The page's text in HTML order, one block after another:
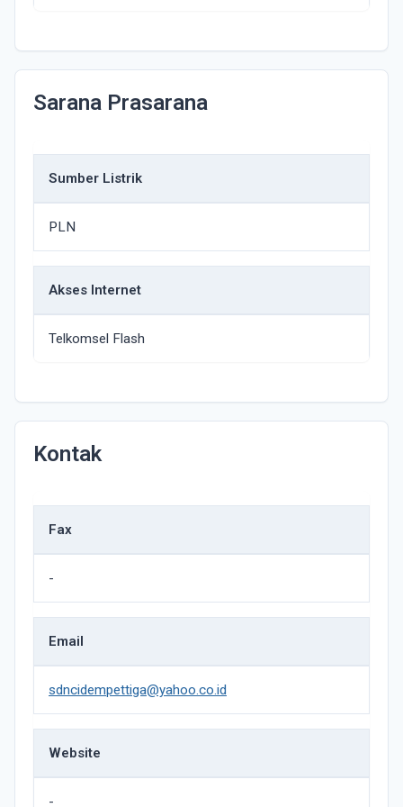
Sarana Prasarana
Sumber Listrik
PLN
Akses Internet
Telkomsel Flash
Kontak
Fax
-
Email
sdncidempettiga@yahoo.co.id
Website
-